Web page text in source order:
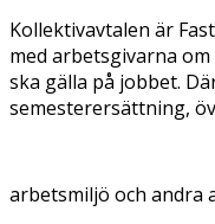
Kollektivavtalen är
med arbetsgivarna
ska gälla på jobbet.
semesterersättning,
arbetsmiljö och andra